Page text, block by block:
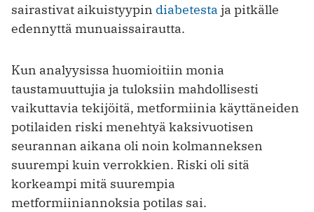
sairastivat aikuistyypin diabetesta ja pitkälle
edennyttä munuaissairautta.
Kun analyysissa huomioitiin monia
taustamuuttujia ja tuloksiin mahdollisesti
vaikuttavia tekijöitä, metformiinia käyttäneiden
potilaiden riski menehtyä kaksivuotisen
seurannan aikana oli noin kolmanneksen
suurempi kuin verrokkien. Riski oli sitä
korkeampi mitä suurempia
metformiiniannoksia potilas sai.